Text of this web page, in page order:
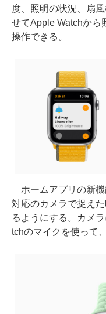
度、照明の状況、扇
せてApple Watchから
操作できる。
ホームアプリの新機
対応のカメラで捉え
るようにする。カメ
tchのマイクを使って